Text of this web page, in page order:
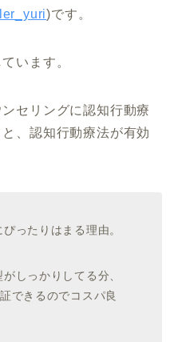
)です。
います。
セリングに認知行動療
、認知行動療法が有効
ったりはまる理由。
しっかりしてる分、
できるのでコスパ良